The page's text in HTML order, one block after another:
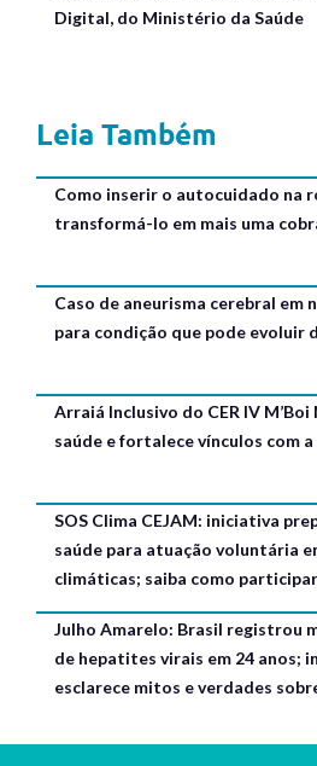
Digital, do Ministério da Saúde
Leia Também
Como inserir o autocuidado na
transformá-lo em mais uma
Caso de aneurisma cerebral em
para condição que pode evoluir
Arraiá Inclusivo do CER IV
saúde e fortalece vínculos com
SOS Clima CEJAM: iniciativa
saúde para atuação voluntária
climáticas; saiba como participar
Julho Amarelo: Brasil registrou
de hepatites virais em 24 anos;
esclarece mitos e verdades